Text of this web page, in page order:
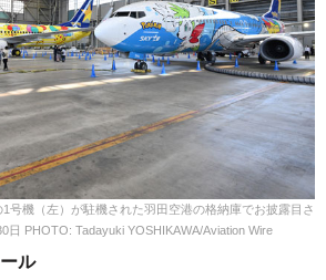
1号機（左）が駐機された羽田空港の格納庫でお披露目さ
日 PHOTO: Tadayuki YOSHIKAWA/Aviation Wire
ル